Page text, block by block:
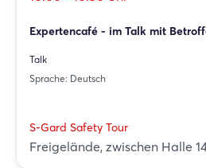
Expertencafé - im Talk mit
Talk
Sprache: Deutsch
S-Gard Safety Tour
Freigelände, zwischen Halle
Login